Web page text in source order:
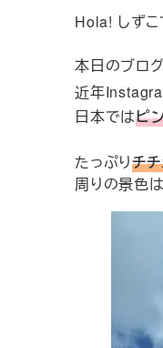
Hola! しずこ
本日のブロ
近年
日本ではピ
たっぷりチ
周りの景色